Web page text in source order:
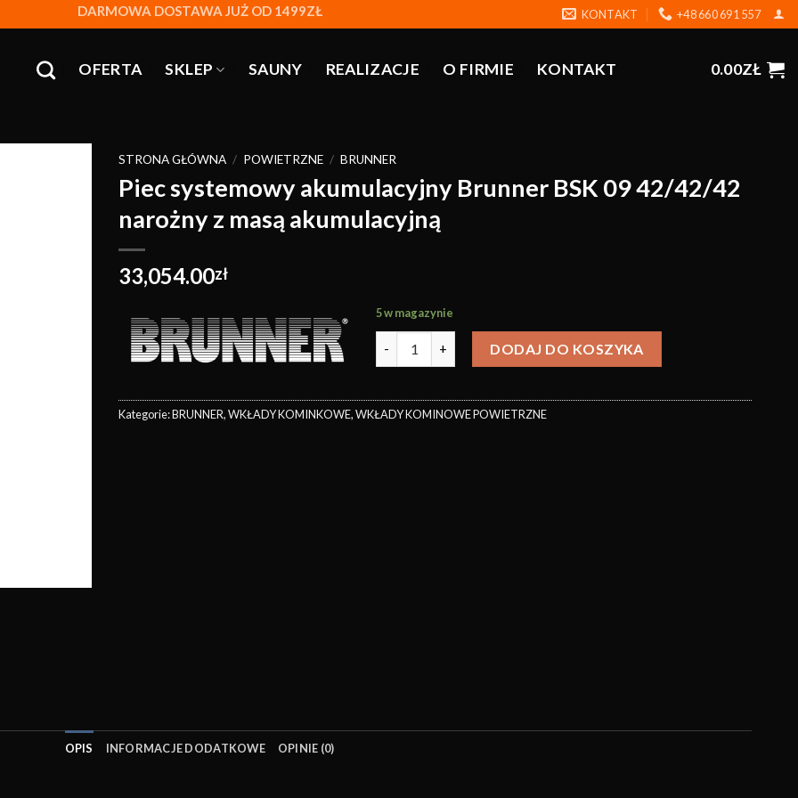
DARMOWA DOSTAWA JUŻ OD 1499ZŁ KONTAKT +48 660 691 557
OFERTA SKLEP SAUNY REALIZACJE O FIRMIE KONTAKT 0.00ZŁ
STRONA GŁÓWNA / POWIETRZNE / BRUNNER
Piec systemowy akumulacyjny Brunner BSK 09 42/42/42
narożny z masą akumulacyjną
33,054.00zł
5 w magazynie
DODAJ DO KOSZYKA
Kategorie:BRUNNER,WKŁADY KOMINKOWE,WKŁADY KOMINOWE POWIETRZNE
OPIS INFORMACJE DODATKOWE OPINIE (0)